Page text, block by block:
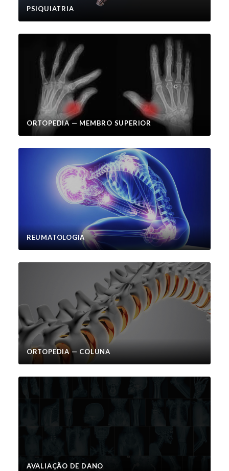
PSIQUIATRIA
ORTOPEDIA — MEMBRO SUPERIOR
REUMATOLOGIA
ORTOPEDIA — COLUNA
AVALIAÇÃO DE DANO